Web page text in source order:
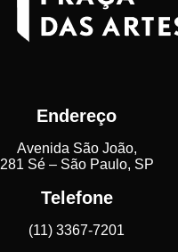
Endereço
Avenida São João,
281 Sé – São Paulo, SP
Telefone
(11) 3367-7201